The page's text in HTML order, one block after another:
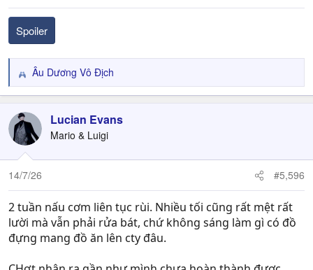
:
Spoiler
R
e
c
t
i
o
n
Âu Dương Vô Địch
Lucian Evans
Mario & Luigi
14/7/26 #5,596
2 tuần nấu cơm liên tục rùi. Nhiều tối cũng rất mệt rất
lười mà vẫn phải rửa bát, chứ không sáng làm gì có đồ
đựng mang đồ ăn lên cty đâu.